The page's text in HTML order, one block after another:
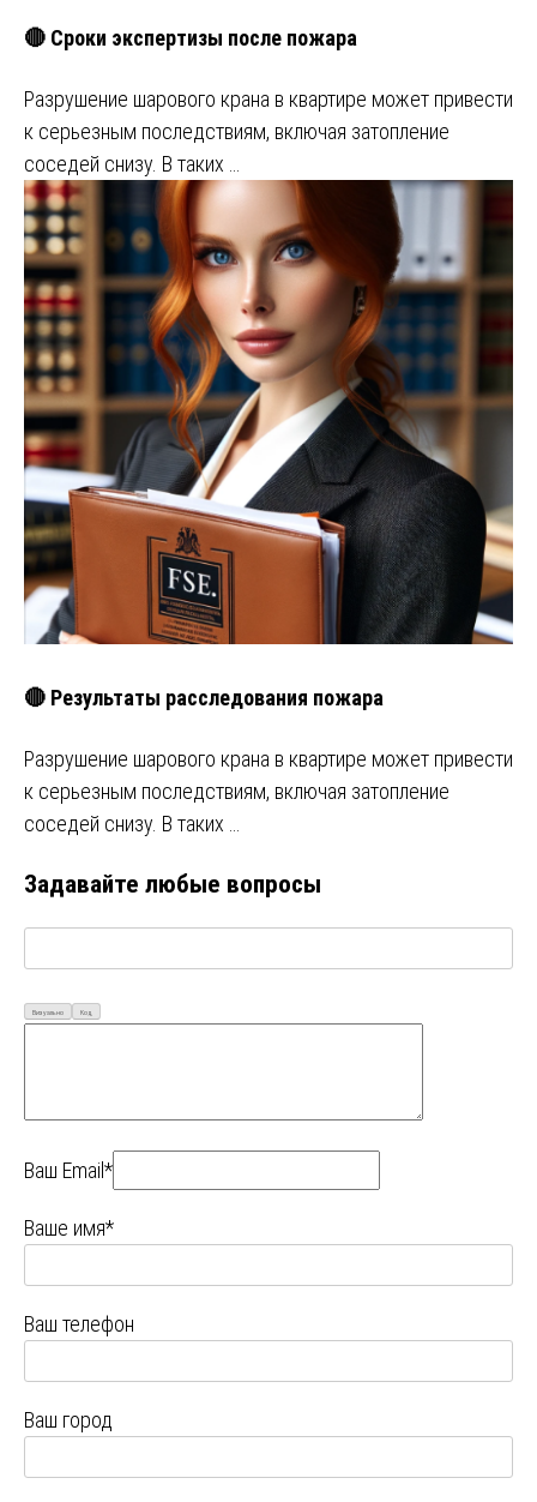
🔴 Сроки экспертизы после пожара
Разрушение шарового крана в квартире может привести
к серьезным последствиям, включая затопление
соседей снизу. В таких …
🔴 Результаты расследования пожара
Разрушение шарового крана в квартире может привести
к серьезным последствиям, включая затопление
соседей снизу. В таких …
Задавайте любые вопросы
Визуально Код
Ваш Email*
Ваше имя*
Ваш телефон
Ваш город